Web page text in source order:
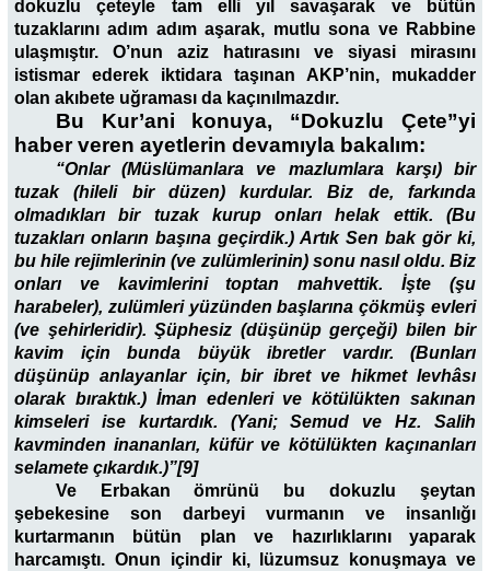
dokuzlu çeteyle tam elli yıl savaşarak ve bütün
tuzaklarını adım adım aşarak, mutlu sona ve Rabbine
ulaşmıştır. O’nun aziz hatırasını ve siyasi mirasını
istismar ederek iktidara taşınan AKP’nin, mukadder
olan akıbete uğraması da kaçınılmazdır.
Bu Kur’ani konuya, “Dokuzlu Çete”yi
haber veren ayetlerin devamıyla bakalım:
“Onlar (Müslümanlara ve mazlumlara karşı) bir
tuzak (hileli bir düzen) kurdular. Biz de, farkında
olmadıkları bir tuzak kurup onları helak ettik. (Bu
tuzakları onların başına geçirdik.) Artık Sen bak gör ki,
bu hile rejimlerinin (ve zulümlerinin) sonu nasıl oldu. Biz
onları ve kavimlerini toptan mahvettik. İşte (şu
harabeler), zulümleri yüzünden başlarına çökmüş evleri
(ve şehirleridir). Şüphesiz (düşünüp gerçeği) bilen bir
kavim için bunda büyük ibretler vardır. (Bunları
düşünüp anlayanlar için, bir ibret ve hikmet levhâsı
olarak bıraktık.) İman edenleri ve kötülükten sakınan
kimseleri ise kurtardık. (Yani; Semud ve Hz. Salih
kavminden inananları, küfür ve kötülükten kaçınanları
selamete çıkardık.)”[9]
Ve Erbakan ömrünü bu dokuzlu şeytan
şebekesine son darbeyi vurmanın ve insanlığı
kurtarmanın bütün plan ve hazırlıklarını yaparak
harcamıştı. Onun içindir ki, lüzumsuz konuşmaya ve